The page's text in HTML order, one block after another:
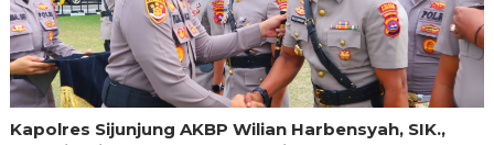
Kapolres Sijunjung AKBP Wilian Harbensyah, SIK.,